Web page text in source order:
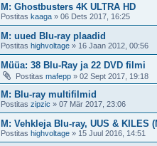
M: Ghostbusters 4K ULTRA HD
Postitas kaaga » 06 Dets 2017, 16:25
M: uued Blu-ray plaadid
Postitas highvoltage » 16 Jaan 2012, 00:56
Müüa: 38 Blu-Ray ja 22 DVD filmi
Postitas mafepp » 02 Sept 2017, 19:18
M: Blu-ray multifilmid
Postitas zipzic » 07 Mär 2017, 23:06
M: Vehkleja Blu-ray, UUS & KILES
Postitas highvoltage » 15 Juul 2016, 14:51